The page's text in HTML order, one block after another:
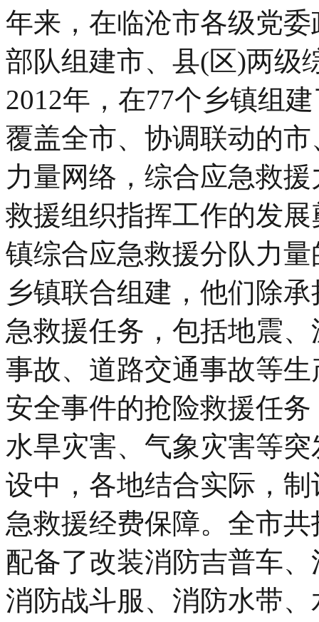
年来，在临沧市各级党
部队组建市、县(区)两级
2012年，在77个乡镇组
覆盖全市、协调联动的
力量网络，综合应急救
救援组织指挥工作的发
镇综合应急救援分队力
乡镇联合组建，他们除
急救援任务，包括地震
事故、道路交通事故等
安全事件的抢险救援任
水旱灾害、气象灾害等
设中，各地结合实际，
急救援经费保障。全市
配备了改装消防吉普车
消防战斗服、消防水带